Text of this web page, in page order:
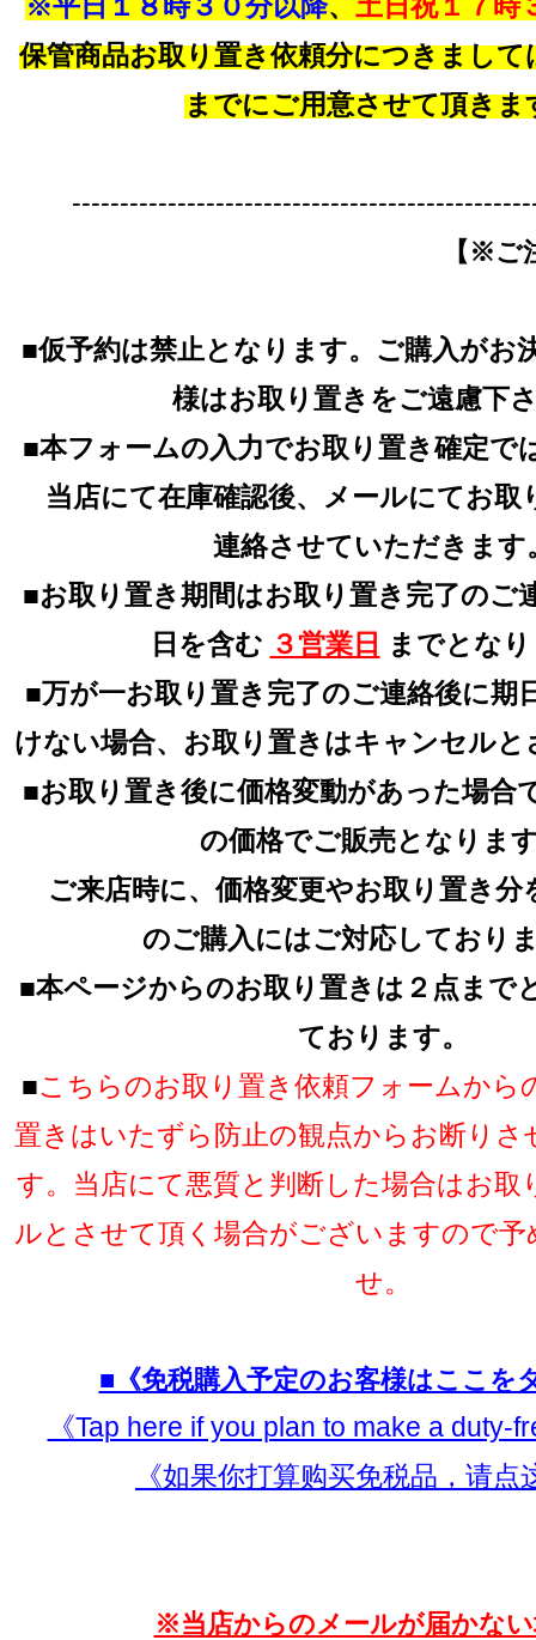
保管商品お取り置き依頼分につきまして
までにご用意させて頂きま
【※ご
■仮予約は禁止となります。ご購入がお
様はお取り置きをご遠慮下
■本フォームの入力でお取り置き確定で
当店にて在庫確認後、メールにてお取
連絡させていただきます
■お取り置き期間はお取り置き完了のご
日を含む ３営業日 までとな
■万が一お取り置き完了のご連絡後に期
けない場合、お取り置きはキャンセル
■お取り置き後に価格変動があった場合
の価格でご販売となりま
ご来店時に、価格変更やお取り置き分
のご購入にはご対応しており
■本ページからのお取り置きは２点まで
ております。
■こちらのお取り置き依頼フォームから
置きはいたずら防止の観点からお断り
す。当店にて悪質と判断した場合はお取
ルとさせて頂く場合がございますので
せ。
■《免税購入予定のお客様はここを
《Tap here if you plan to make a duty-
《如果你打算购买免税品，请点
※当店からのメールが届かな